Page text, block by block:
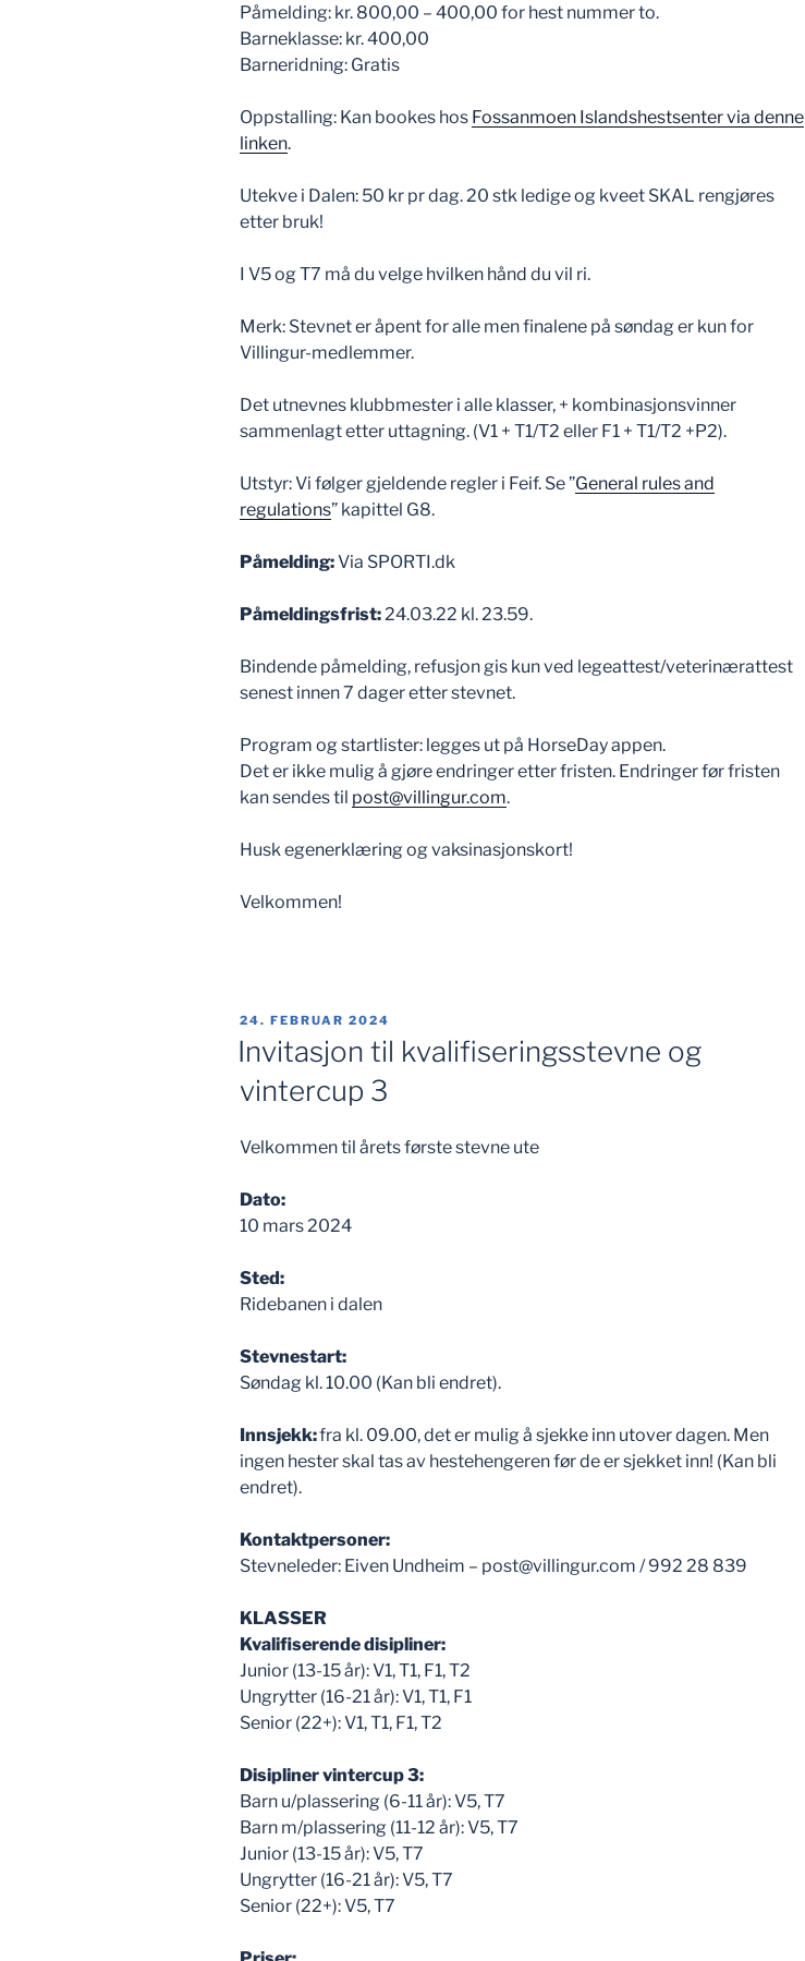
Påmelding: kr. 800,00 – 400,00 for hest nummer to.
Barneklasse: kr. 400,00
Barneridning: Gratis
Oppstalling: Kan bookes hos Fossanmoen Islandshestsenter via denne
linken.
Utekve i Dalen: 50 kr pr dag. 20 stk ledige og kveet SKAL rengjøres
etter bruk!
I V5 og T7 må du velge hvilken hånd du vil ri.
Merk: Stevnet er åpent for alle men finalene på søndag er kun for
Villingur-medlemmer.
Det utnevnes klubbmester i alle klasser, + kombinasjonsvinner
sammenlagt etter uttagning. (V1 + T1/T2 eller F1 + T1/T2 +P2).
Utstyr: Vi følger gjeldende regler i Feif. Se ”General rules and
regulations” kapittel G8.
Påmelding:Via SPORTI.dk
Påmeldingsfrist: 24.03.22 kl. 23.59.
Bindende påmelding, refusjon gis kun ved legeattest/veterinærattest
senest innen 7 dager etter stevnet.
Program og startlister: legges ut på HorseDay appen.
Det er ikke mulig å gjøre endringer etter fristen. Endringer før fristen
kan sendes til post@villingur.com.
Husk egenerklæring og vaksinasjonskort!
Velkommen!
PUBLISERT
24. FEBRUAR 2024
Invitasjon til kvalifiseringsstevne og
vintercup 3
Velkommen til årets første stevne ute
Dato:
10 mars 2024
Sted:
Ridebanen i dalen
Stevnestart:
Søndag kl. 10.00 (Kan bli endret).
Innsjekk:fra kl. 09.00, det er mulig å sjekke inn utover dagen. Men
ingen hester skal tas av hestehengeren før de er sjekket inn! (Kan bli
endret).
Kontaktpersoner:
Stevneleder: Eiven Undheim – post@villingur.com / 992 28 839
KLASSER
Kvalifiserende disipliner:
Junior (13-15 år): V1, T1, F1, T2
Ungrytter (16-21 år): V1, T1, F1
Senior (22+): V1, T1, F1, T2
Disipliner vintercup 3:
Barn u/plassering (6-11 år): V5, T7
Barn m/plassering (11-12 år): V5, T7
Junior (13-15 år): V5, T7
Ungrytter (16-21 år): V5, T7
Senior (22+): V5, T7